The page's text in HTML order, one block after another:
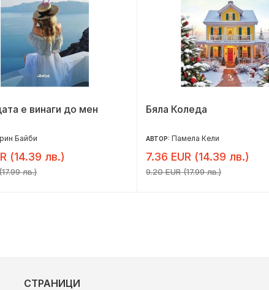
е винаги до мен
Байби
(14.39 лв.)
лв.)
Бяла Коледа
АВТОР: Памела Кели
7.36 EUR (14.39 лв.)
9.20 EUR (17.99 лв.)
СТРАНИЦИ